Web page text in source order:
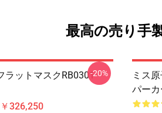
最高の売り手
ラットマスクRB0301
326,250
-20%
ミス
パーカ